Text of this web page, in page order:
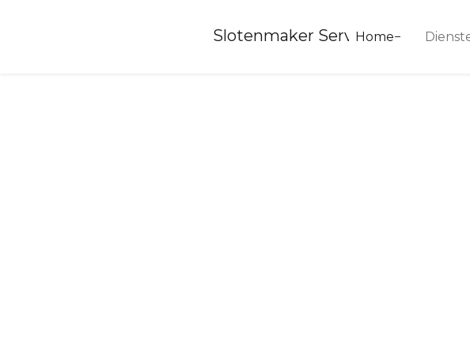
Slotenmaker Service 24
Home